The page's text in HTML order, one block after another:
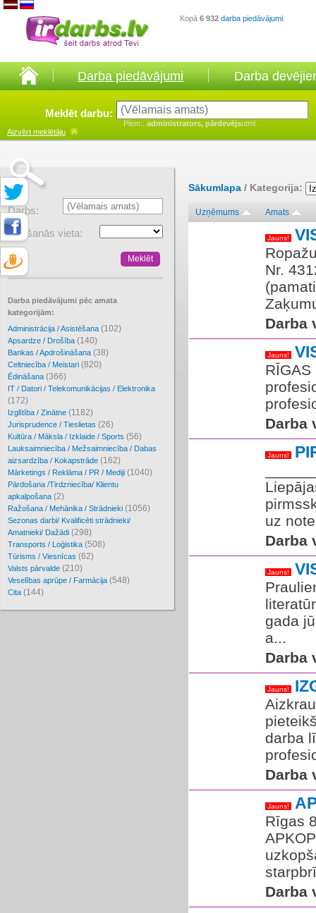
Kopā 6 932 darba piedāvājumi
Darba piedāvājumi Darba
Meklēt darbu:
Piem.: administrators, pārdevējsutml.
Aizvērt meklētāju
Darbs:
Atrašanās vieta:
Darba piedāvājumi pēc amata
kategorijām:
Administrācija / Asistēšana (102)
Apsardze / Drošība (140)
Bankas / Apdrošināšana (38)
Celtniecība / Meistari (820)
Ēdināšana (366)
IT / Datori / Telekomunikācijas / Elektronika
(172)
Izglītība / Zinātne (1182)
Jurisprudence / Tieslietas (26)
Kultūra / Māksla / Izklaide / Sports (56)
Lauksaimniecība / Mežsaimniecība / Dabas
aizsardzība / Kokapstrāde (162)
Mārketings / Reklāma / PR / Mediji (1040)
Pārdošana /Tirdzniecība/ Klientu
apkalpošana (2)
Ražošana / Mehānika / Strādnieki (1056)
Sezonas darbi/ Kvalificēti strādnieki/
Amatnieki/ Dažādi (298)
Transports / Loģistika (508)
Tūrisms / Viesnīcas (62)
Valsts pārvalde (210)
Veselības aprūpe / Farmācija (548)
Cita (144)
Sākumlapa / Kategorija:
Uzņēmums Amats
Jauns!
Nr.
Darba
Jauns!
Darba
Jauns!
uz
Darba
Jauns!
gada
a...
Darba
Jauns!
darba
Darba
Jauns!
Rīgas
Darba